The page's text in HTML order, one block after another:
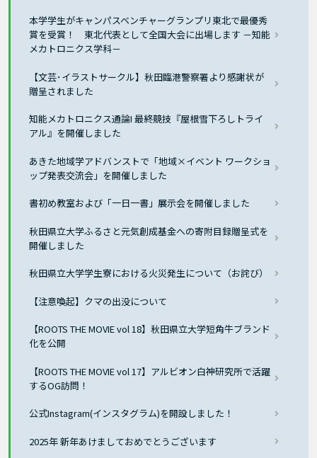
本学学生がキャンパスベンチャーグランプリ東北で最優秀
賞を受賞！ 東北代表として全国大会に出場します －知能
メカトロニクス学科－
【文芸･イラストサークル】秋田臨港警察署より感謝状が
贈呈されました
知能メカトロニクス通論I 最終競技『屋根雪下ろしトライ
アル』を開催しました
あきた地域学アドバンストで「地域×イベント ワークショ
ップ発表交流会」を開催しました
書初め教室および「一日一書」展示会を開催しました
秋田県立大学ふるさと元気創成基金への寄附目録贈呈式を
開催しました
秋田県立大学学生寮における火災発生について（お詫び）
【注意喚起】クマの出没について
【ROOTS THE MOVIE vol 18】秋田県立大学短角牛ブランド
化を公開
【ROOTS THE MOVIE vol 17】アルビオン白神研究所で活躍
するOG訪問！
公式Instagram(インスタグラム)を開設しました！
2025年 新年あけましておめでとうございます